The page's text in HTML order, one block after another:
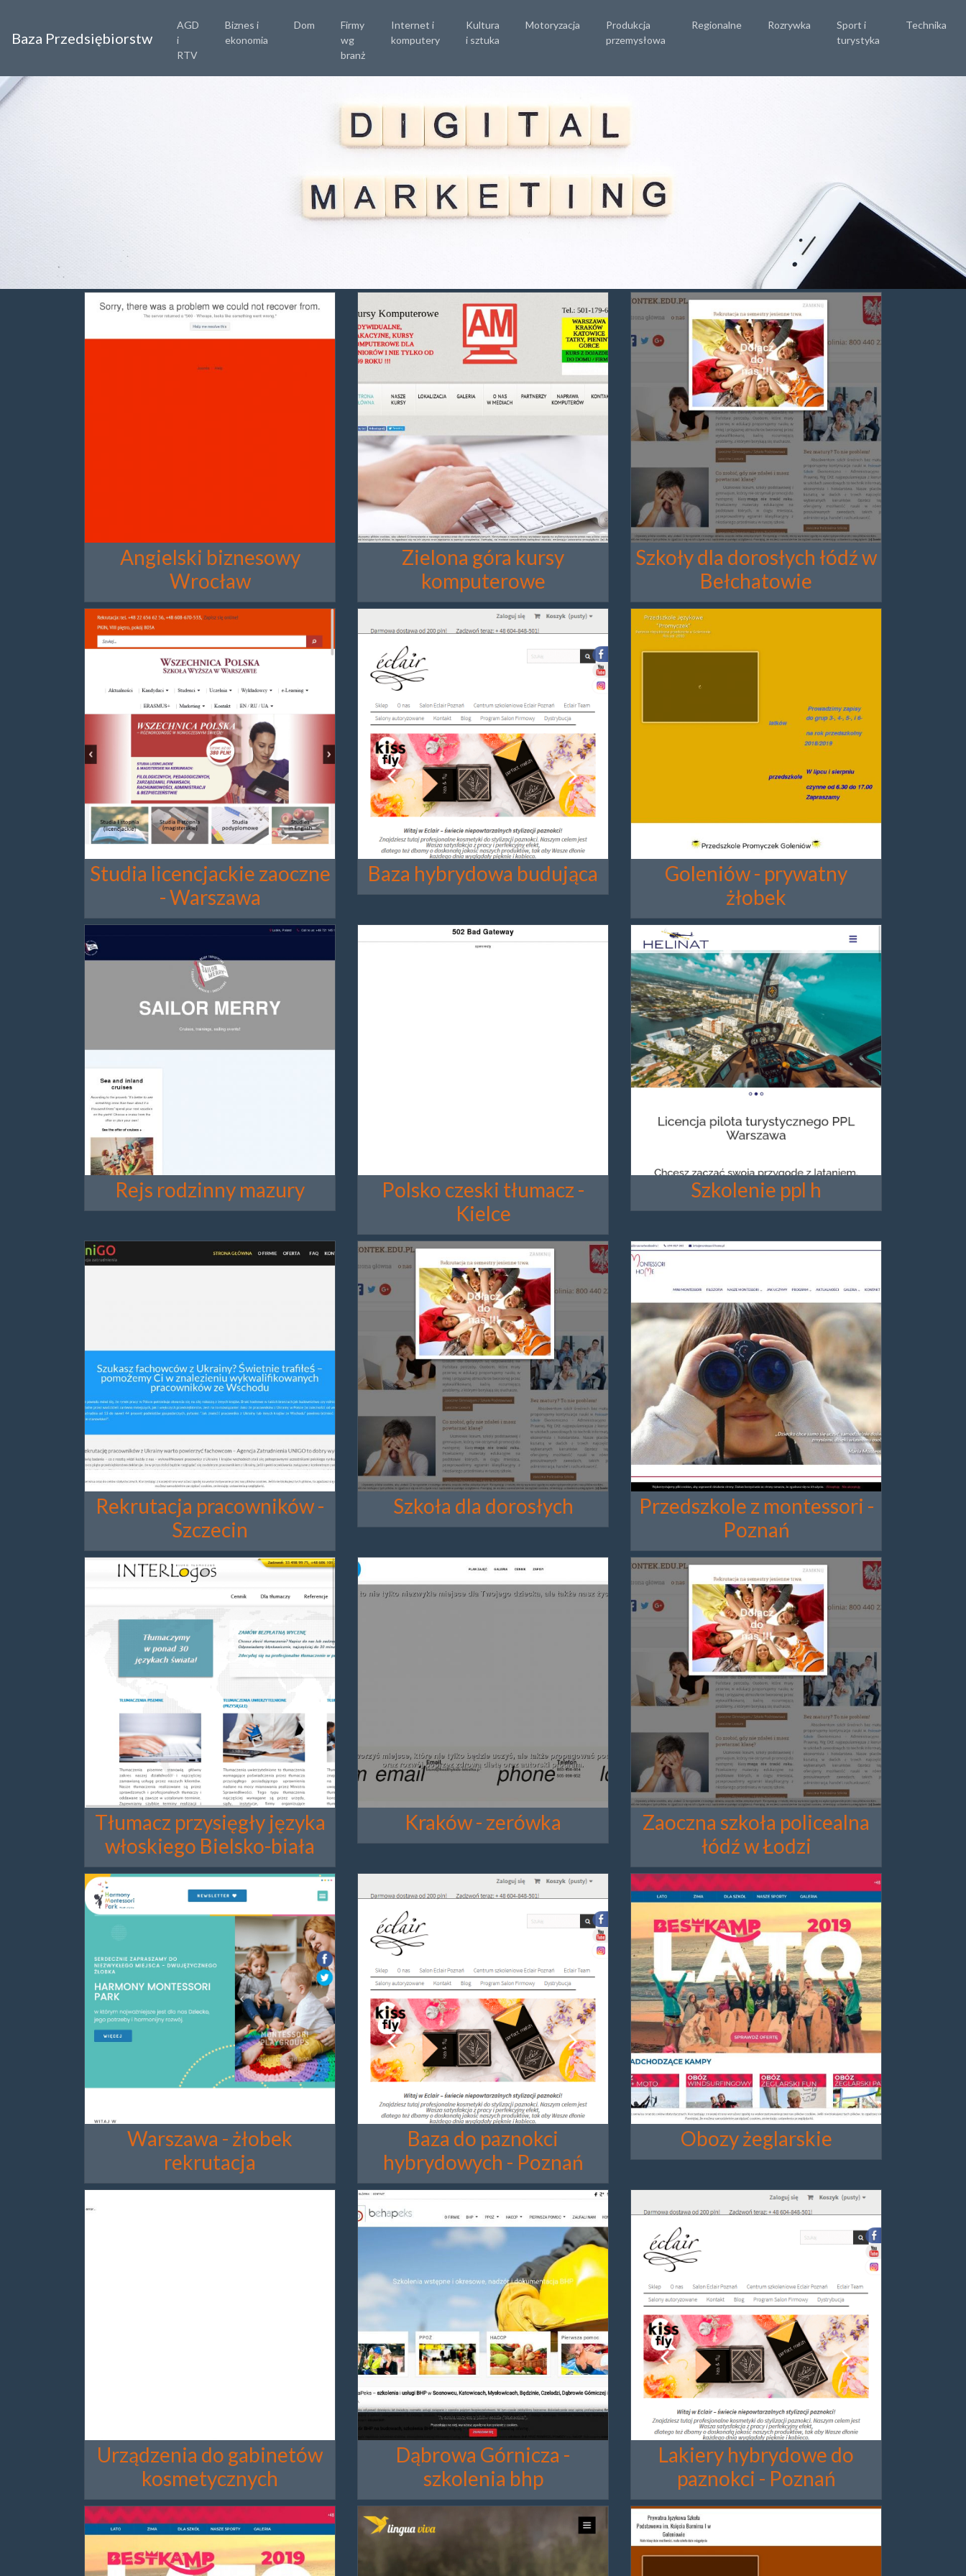
Baza Przedsiębiorstw
AGD
i
RTV
Biznes i
ekonomia
Dom
Firmy
wg
branż
Internet i
komputery
Kultura
i sztuka
Motoryzacja
Produkcja
przemysłowa
Regionalne Rozrywka
Sport i
turystyka
Technika
Angielski biznesowy
Wrocław
Zielona góra kursy
komputerowe
Szkoły dla dorosłych łódź w
Bełchatowie
Studia licencjackie zaoczne
- Warszawa
Baza hybrydowa budująca
Goleniów - prywatny
żłobek
Rejs rodzinny mazury
Polsko czeski tłumacz -
Kielce
Szkolenie ppl h
Rekrutacja pracowników -
Szczecin
Szkoła dla dorosłych
Przedszkole z montessori -
Poznań
Tłumacz przysięgły języka
włoskiego Bielsko-biała
Kraków - zerówka
Zaoczna szkoła policealna
łódź w Łodzi
Warszawa - żłobek
rekrutacja
Baza do paznokci
hybrydowych - Poznań
Obozy żeglarskie
Urządzenia do gabinetów
kosmetycznych
Dąbrowa Górnicza -
szkolenia bhp
Lakiery hybrydowe do
paznokci - Poznań